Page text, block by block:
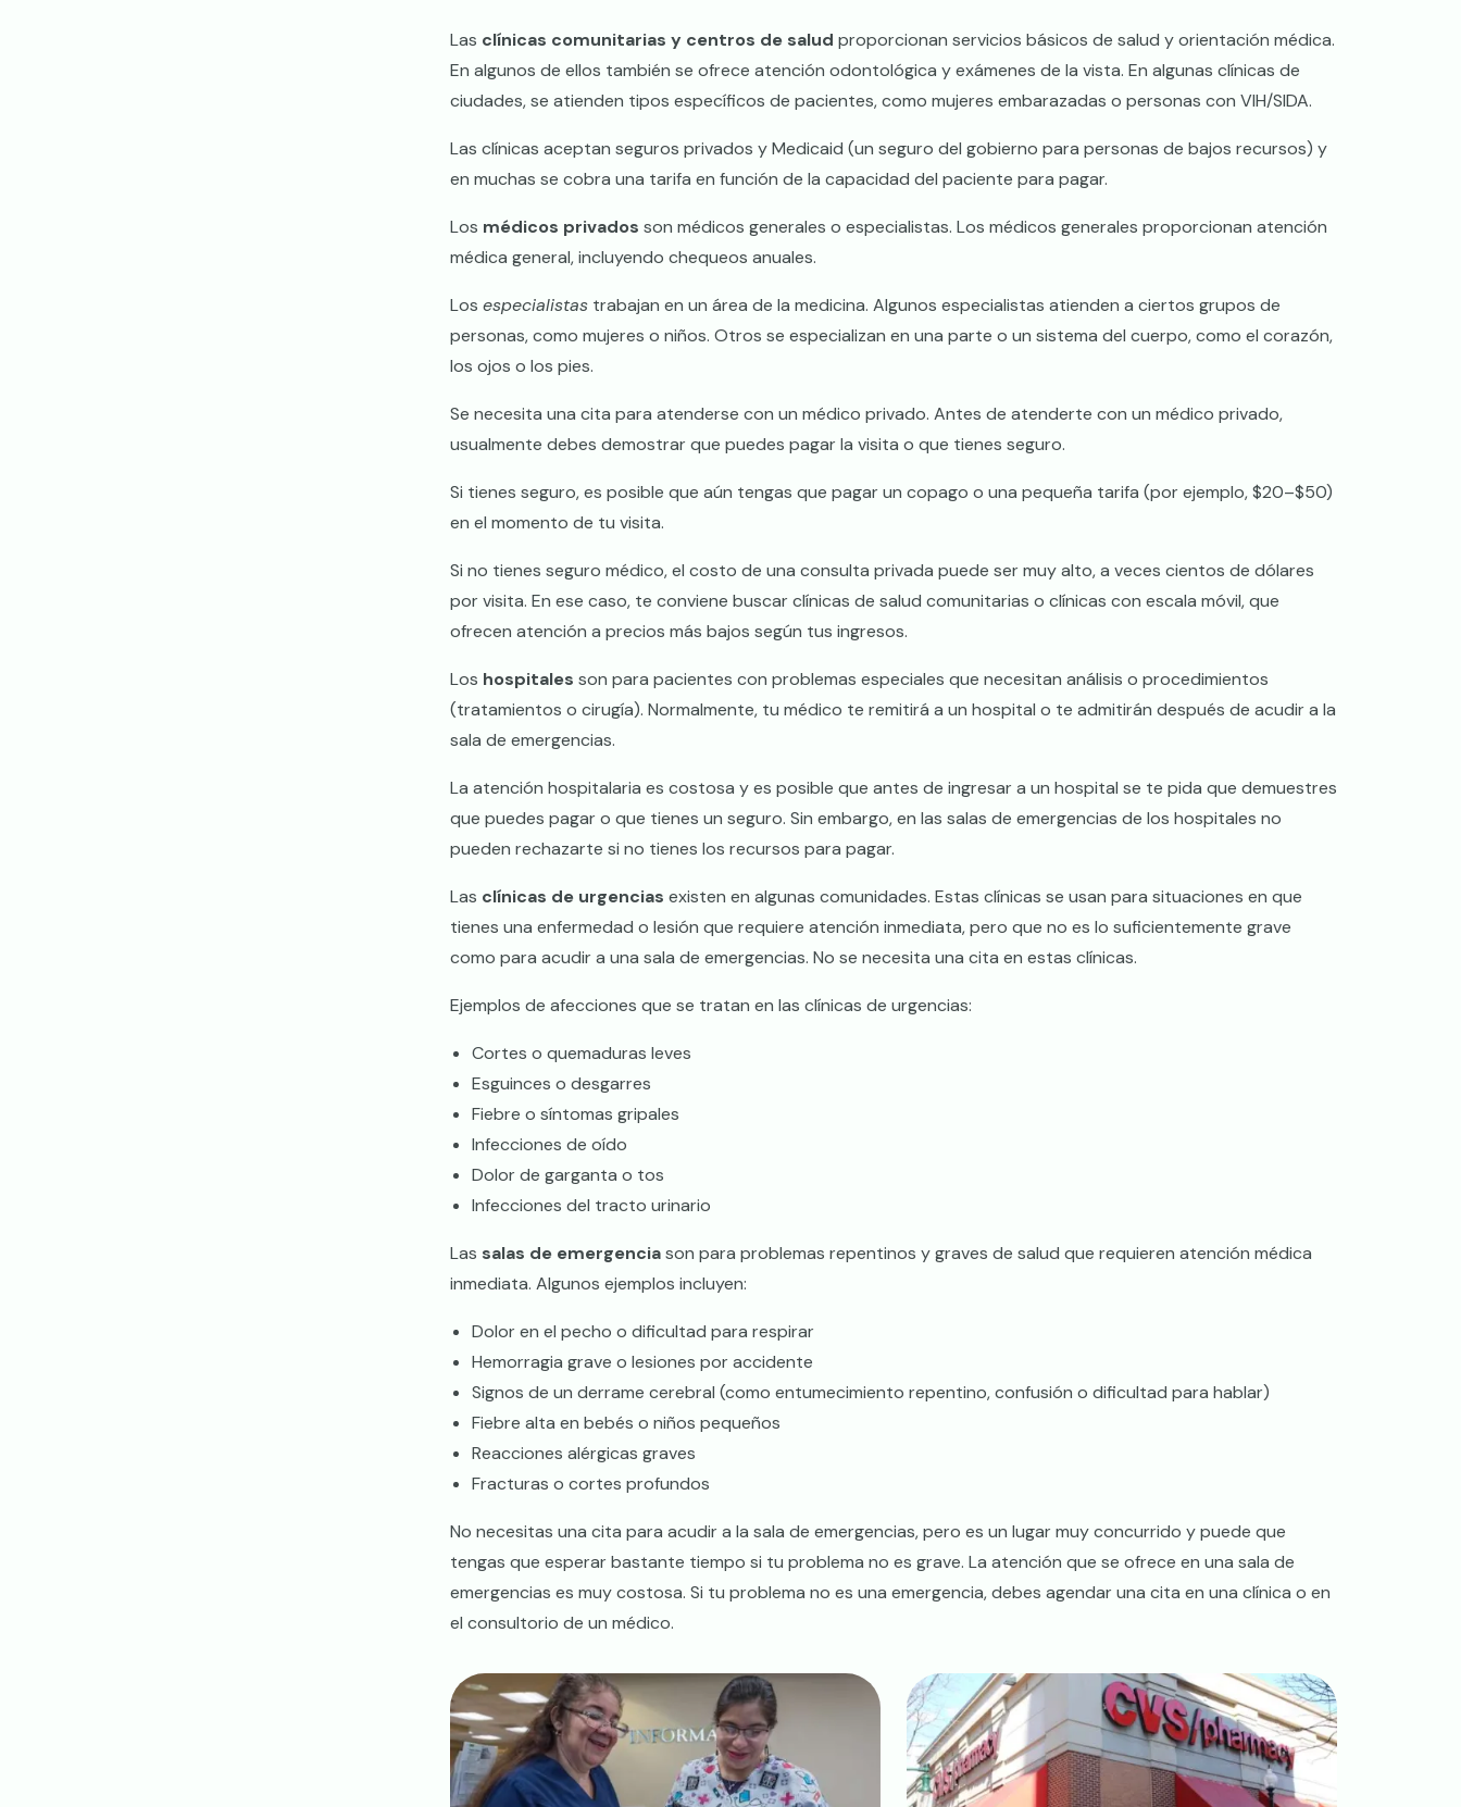
Las clínicas comunitarias y centros de salud proporcionan servicios básicos de salud y orientación médica.
En algunos de ellos también se ofrece atención odontológica y exámenes de la vista. En algunas clínicas de
ciudades, se atienden tipos específicos de pacientes, como mujeres embarazadas o personas con VIH/SIDA.
Las clínicas aceptan seguros privados y Medicaid (un seguro del gobierno para personas de bajos recursos) y
en muchas se cobra una tarifa en función de la capacidad del paciente para pagar.
Los médicos privados son médicos generales o especialistas. Los médicos generales proporcionan atención
médica general, incluyendo chequeos anuales.
Los especialistas trabajan en un área de la medicina. Algunos especialistas atienden a ciertos grupos de
personas, como mujeres o niños. Otros se especializan en una parte o un sistema del cuerpo, como el corazón,
los ojos o los pies.
Se necesita una cita para atenderse con un médico privado. Antes de atenderte con un médico privado,
usualmente debes demostrar que puedes pagar la visita o que tienes seguro.
Si tienes seguro, es posible que aún tengas que pagar un copago o una pequeña tarifa (por ejemplo, $20–$50)
en el momento de tu visita.
Si no tienes seguro médico, el costo de una consulta privada puede ser muy alto, a veces cientos de dólares
por visita. En ese caso, te conviene buscar clínicas de salud comunitarias o clínicas con escala móvil, que
ofrecen atención a precios más bajos según tus ingresos.
Los hospitales son para pacientes con problemas especiales que necesitan análisis o procedimientos
(tratamientos o cirugía). Normalmente, tu médico te remitirá a un hospital o te admitirán después de acudir a la
sala de emergencias.
La atención hospitalaria es costosa y es posible que antes de ingresar a un hospital se te pida que demuestres
que puedes pagar o que tienes un seguro. Sin embargo, en las salas de emergencias de los hospitales no
pueden rechazarte si no tienes los recursos para pagar.
Las clínicas de urgencias existen en algunas comunidades. Estas clínicas se usan para situaciones en que
tienes una enfermedad o lesión que requiere atención inmediata, pero que no es lo suficientemente grave
como para acudir a una sala de emergencias. No se necesita una cita en estas clínicas.
Ejemplos de afecciones que se tratan en las clínicas de urgencias:
Cortes o quemaduras leves
Esguinces o desgarres
Fiebre o síntomas gripales
Infecciones de oído
Dolor de garganta o tos
Infecciones del tracto urinario
Las salas de emergenciason para problemas repentinos y graves de salud que requieren atención médica
inmediata. Algunos ejemplos incluyen:
Dolor en el pecho o dificultad para respirar
Hemorragia grave o lesiones por accidente
Signos de un derrame cerebral (como entumecimiento repentino, confusión o dificultad para hablar)
Fiebre alta en bebés o niños pequeños
Reacciones alérgicas graves
Fracturas o cortes profundos
No necesitas una cita para acudir a la sala de emergencias, pero es un lugar muy concurrido y puede que
tengas que esperar bastante tiempo si tu problema no es grave. La atención que se ofrece en una sala de
emergencias es muy costosa. Si tu problema no es una emergencia, debes agendar una cita en una clínica o en
el consultorio de un médico.
Image Image